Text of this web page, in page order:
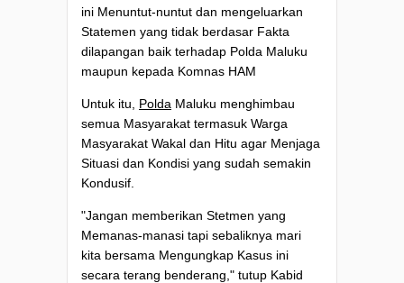
ini Menuntut-nuntut dan mengeluarkan
Statemen yang tidak berdasar Fakta
dilapangan baik terhadap Polda Maluku
maupun kepada Komnas HAM
Untuk itu, Polda Maluku menghimbau
semua Masyarakat termasuk Warga
Masyarakat Wakal dan Hitu agar Menjaga
Situasi dan Kondisi yang sudah semakin
Kondusif.
"Jangan memberikan Stetmen yang
Memanas-manasi tapi sebaliknya mari
kita bersama Mengungkap Kasus ini
secara terang benderang," tutup Kabid